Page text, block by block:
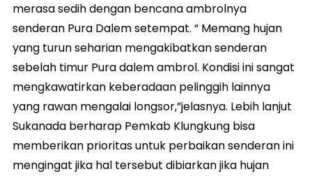
merasa sedih dengan bencana ambrolnya
senderan Pura Dalem setempat. “ Memang hujan
yang turun seharian mengakibatkan senderan
sebelah timur Pura dalem ambrol. Kondisi ini sangat
mengkawatirkan keberadaan pelinggih lainnya
yang rawan mengalai longsor,”jelasnya. Lebih lanjut
Sukanada berharap Pemkab Klungkung bisa
memberikan prioritas untuk perbaikan senderan ini
mengingat jika hal tersebut dibiarkan jika hujan